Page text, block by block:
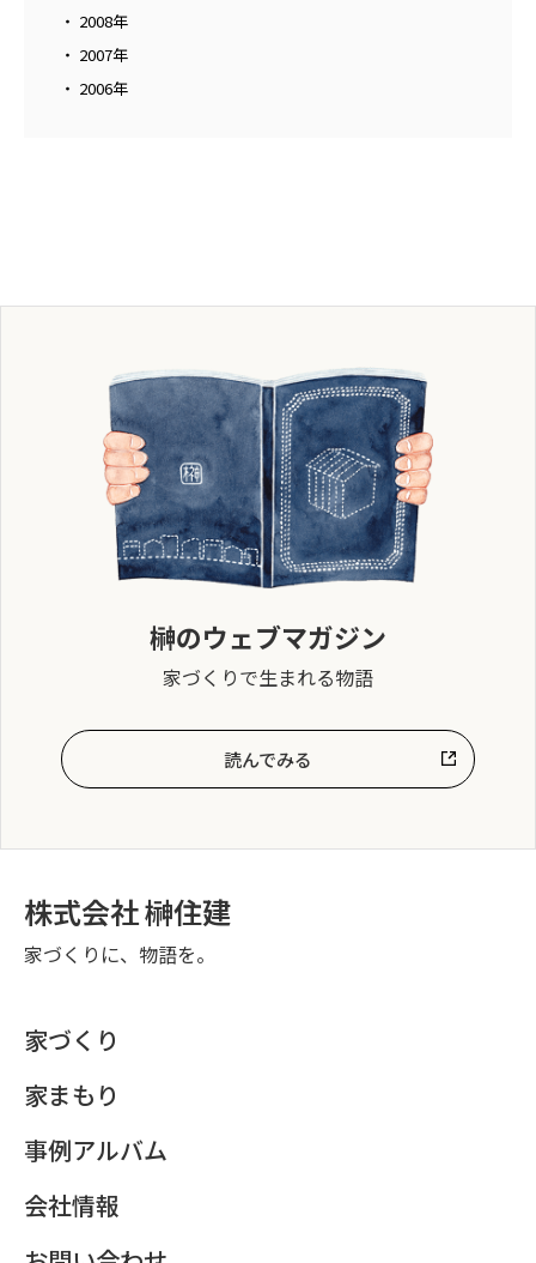
2008年
2007年
2006年
榊のウェブマガジン
家づくりで生まれる物語
読んでみる
株式会社 榊住建
家づくりに、物語を。
家づくり
家まもり
事例アルバム
会社情報